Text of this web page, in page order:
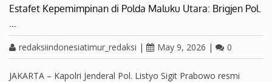
Estafet Kepemimpinan di Polda Maluku Utara: Brigjen Pol.
redaksiindonesiatimur_redaksi | May 9, 2026 | 0
JAKARTA – Kapolri Jenderal Pol. Listyo Sigit Prabowo resmi